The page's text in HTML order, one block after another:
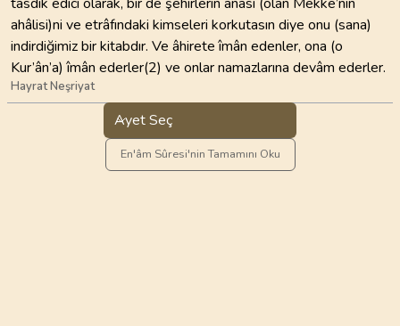
ahâlisi)ni ve etrâfındaki kimseleri korkutasın diye onu (sana)
indirdiğimiz bir kitabdır. Ve âhirete îmân edenler, ona (o
Kur’ân’a) îmân ederler(2) ve onlar namazlarına devâm ederler.
Hayrat Neşriyat
Ayet Seç
En'âm Sûresi'nin Tamamını Oku